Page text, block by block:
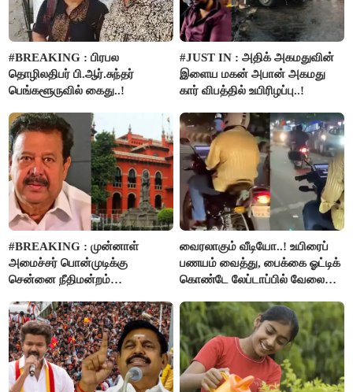
#BREAKING : பிரபல
தொழிலதிபர் பி.ஆர்.சுந்தர்
பெங்களூருவில் கைது..!
#JUST IN : அதிக் அகமதுவின்
இளைய மகன் அபான் அகமது
கார் விபத்தில் உயிரிழப்பு..!
#BREAKING : முன்னாள்
அமைச்சர் பொன்முடிக்கு
சென்னை நீதிமன்றம்
வைரலாகும் வீடியோ..! உயிரைப்
பணயம் வைத்து, பைக்கை ஓட்டிக்
கொண்டே லேப்டாப்பில் வேலை